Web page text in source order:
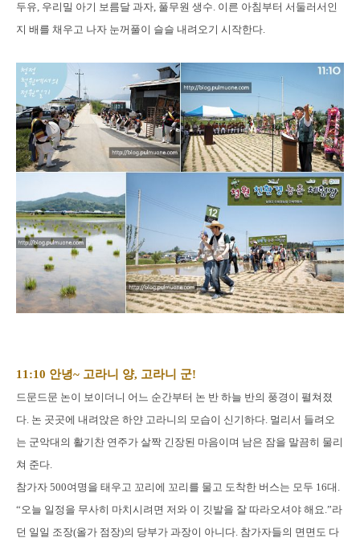
두유, 우리밀 아기 보름달 과자, 풀무원 생수. 이른 아침부터 서둘러서인
지 배를 채우고 나자 눈꺼풀이 슬슬 내려오기 시작한다.
11:10 안녕~ 고라니 양, 고라니 군!
드문드문 논이 보이더니 어느 순간부터 논 반 하늘 반의 풍경이 펼쳐졌
다. 논 곳곳에 내려앉은 하얀 고라니의 모습이 신기하다. 멀리서 들려오
는 군악대의 활기찬 연주가 살짝 긴장된 마음이며 남은 잠을 말끔히 물리
쳐 준다.
참가자 500여명을 태우고 꼬리에 꼬리를 물고 도착한 버스는 모두 16대.
“오늘 일정을 무사히 마치시려면 저와 이 깃발을 잘 따라오셔야 해요.”라
던 일일 조장(올가 점장)의 당부가 과장이 아니다. 참가자들의 면면도 다